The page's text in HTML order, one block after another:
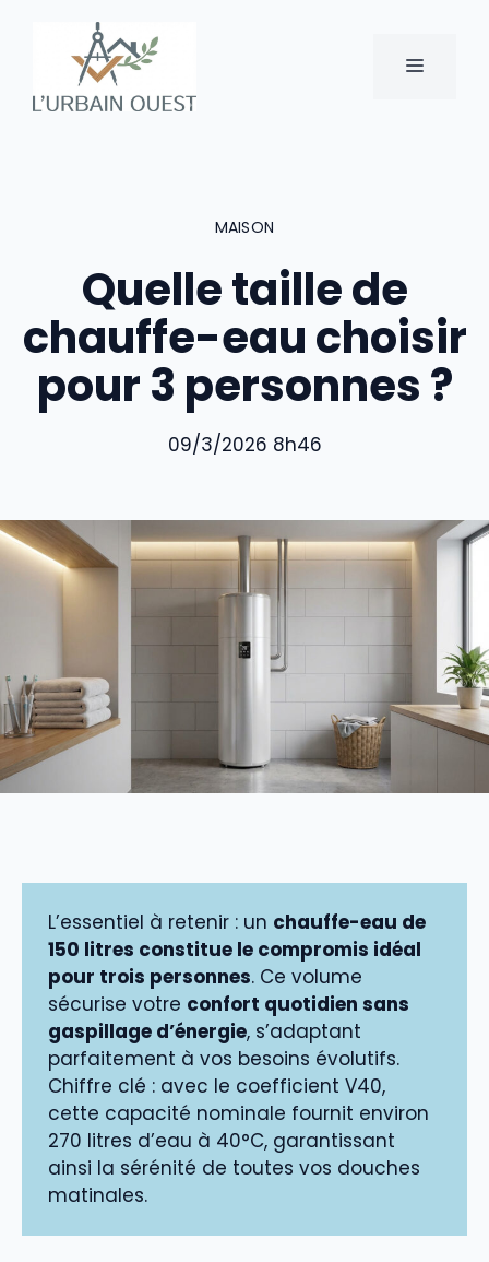
contenu
MENU
MAISON
Quelle taille de
chauffe-eau choisir
pour 3 personnes ?
09/3/2026 8h46
L’essentiel à retenir : un chauffe-eau de
150 litres constitue le compromis idéal
pour trois personnes. Ce volume
sécurise votre confort quotidien sans
gaspillage d’énergie, s’adaptant
parfaitement à vos besoins évolutifs.
Chiffre clé : avec le coefficient V40,
cette capacité nominale fournit environ
270 litres d’eau à 40°C, garantissant
ainsi la sérénité de toutes vos douches
matinales.